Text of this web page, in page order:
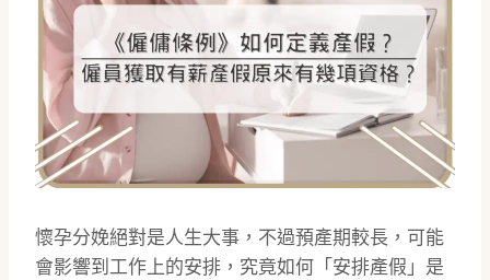
懷孕分娩絕對是人生大事，不過預產期較長，可能
會影響到工作上的安排，究竟如何「安排產假」是